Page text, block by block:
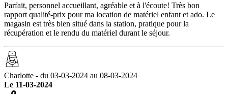
Parfait, personnel accueillant, agréable et à l'écoute! Très bon
rapport qualité-prix pour ma location de matériel enfant et ado. Le
magasin est très bien situé dans la station, pratique pour la
récupération et le rendu du matériel durant le séjour.
Charlotte - du 03-03-2024 au 08-03-2024
Le 11-03-2024